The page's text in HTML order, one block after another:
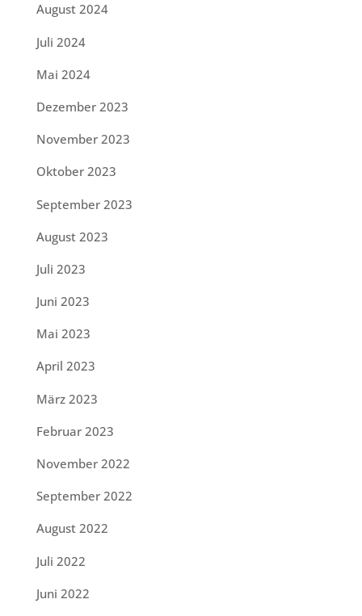
August 2024
Juli 2024
Mai 2024
Dezember 2023
November 2023
Oktober 2023
September 2023
August 2023
Juli 2023
Juni 2023
Mai 2023
April 2023
März 2023
Februar 2023
November 2022
September 2022
August 2022
Juli 2022
Juni 2022